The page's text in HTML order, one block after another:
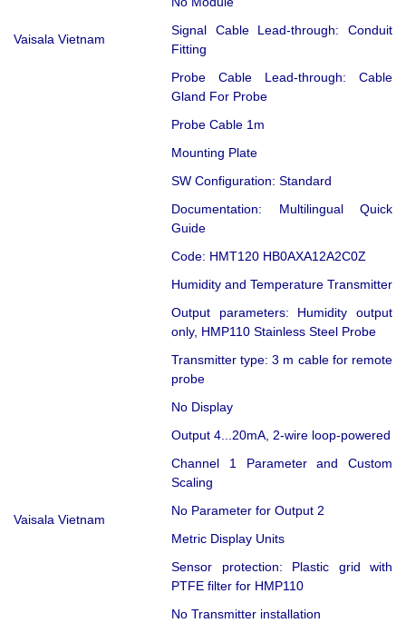
Vaisala Vietnam
Signal Cable Lead-through: Conduit
Fitting
Probe Cable Lead-through: Cable
Gland For Probe
Probe Cable 1m
Mounting Plate
SW Configuration: Standard
Documentation: Multilingual Quick
Guide
Vaisala Vietnam
Code: HMT120 HB0AXA12A2C0Z
Humidity and Temperature Transmitter
Output parameters: Humidity output
only, HMP110 Stainless Steel Probe
Transmitter type: 3 m cable for remote
probe
No Display
Output 4...20mA, 2-wire loop-powered
Channel 1 Parameter and Custom
Scaling
No Parameter for Output 2
Metric Display Units
Sensor protection: Plastic grid with
PTFE filter for HMP110
No Transmitter installation